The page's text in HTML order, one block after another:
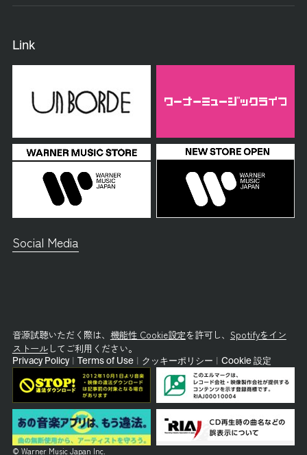
Link
Social Media
音源試聴いただく際は、 機能性 Cookie設定を許可し、 Spotifyをイン
ストールしてご利用ください。
Privacy Policy Terms of Use クッキーポリシー Cookie 設定
© Warner Music Japan Inc.